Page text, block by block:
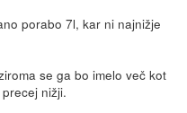
porabo 7l, kar ni najnižje
se ga bo imelo več kot
nižji.